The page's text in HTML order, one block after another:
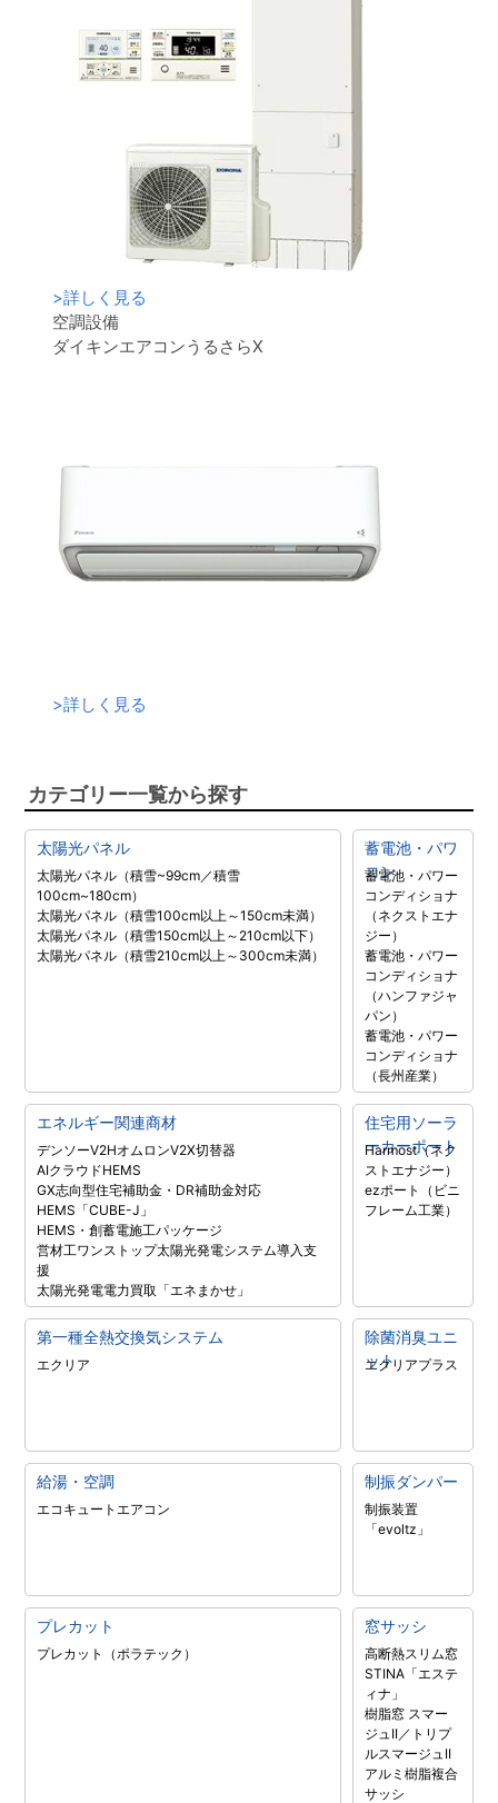
>詳しく見る
空調設備
ダイキンエアコンうるさらX
>詳しく見る
カテゴリー一覧から探す
太陽光パネル
太陽光パネル（積雪~99cm／積雪
100cm~180cm）
太陽光パネル（積雪100cm以上～150cm未満）
太陽光パネル（積雪150cm以上～210cm以下）
太陽光パネル（積雪210cm以上～300cm未満）
蓄電池・パワ
コン
蓄電池・パワー
コンディショナ
（ネクストエナ
ジー）
蓄電池・パワー
コンディショナ
（ハンファジャ
パン）
蓄電池・パワー
コンディショナ
（長州産業）
エネルギー関連商材
デンソーV2HオムロンV2X切替器
AIクラウドHEMS
GX志向型住宅補助金・DR補助金対応
HEMS「CUBE-J」
HEMS・創蓄電施工パッケージ
営材工ワンストップ太陽光発電システム導入支
援
太陽光発電電力買取「エネまかせ」
住宅用ソーラ
ーカーポート
Harmost（ネク
ストエナジー）
ezポート（ビニ
フレーム工業）
第一種全熱交換気システム
エクリア
除菌消臭ユニ
ット
エクリアプラス
給湯・空調
エコキュート エアコン
制振ダンパー
制振装置
「evoltz」
プレカット
プレカット（ポラテック）
窓サッシ
高断熱スリム窓
STINA「エステ
ィナ」
樹脂窓 スマー
ジュII／トリプ
ルスマージュII
アルミ樹脂複合
サッシ